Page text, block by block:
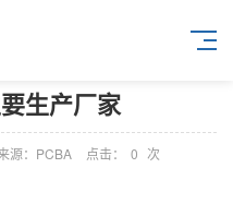
生产厂家
源：PCBA 点击： 0 次